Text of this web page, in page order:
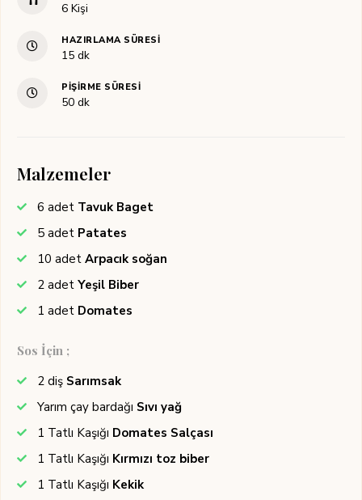
6 Kişi
HAZIRLAMA SÜRESI
15dakika
dk
PIŞIRME SÜRESI
50dakika
dk
Malzemeler
6 adet Tavuk Baget
5 adet Patates
10 adet Arpacık soğan
2 adet Yeşil Biber
1 adet Domates
Sos İçin ;
2 diş Sarımsak
Yarım çay bardağı Sıvı yağ
1 Tatlı Kaşığı Domates Salçası
1 Tatlı Kaşığı Kırmızı toz biber
1 Tatlı Kaşığı Kekik